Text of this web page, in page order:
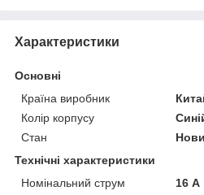
Характеристики
Основні
Країна виробник
Колір корпусу
Стан
Технічні характеристики
Номінальний струм
16 А